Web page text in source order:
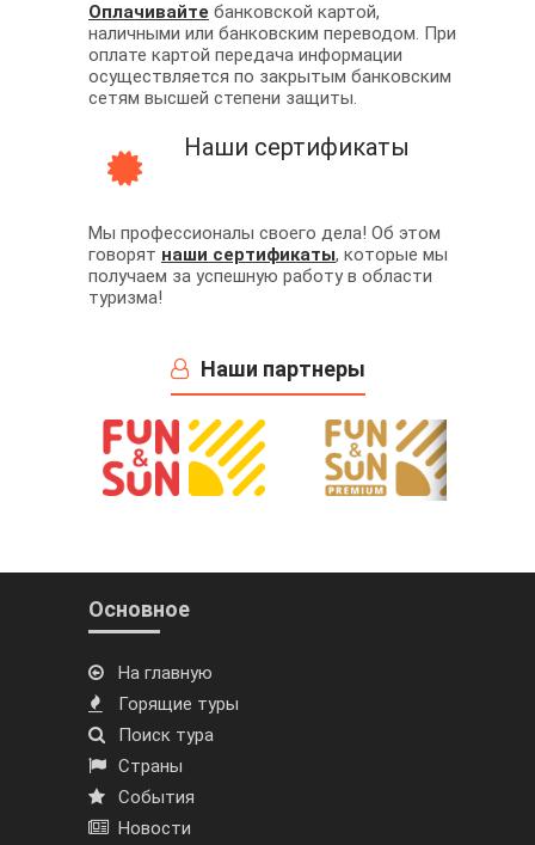
Оплачивайте банковской картой,
наличными или банковским переводом. При
оплате картой передача информации
осуществляется по закрытым банковским
сетям высшей степени защиты.
Наши сертификаты
Мы профессионалы своего дела! Об этом
говорят наши сертификаты, которые мы
получаем за успешную работу в области
туризма!
Наши партнеры
Основное
На главную
Горящие туры
Поиск тура
Страны
События
Новости